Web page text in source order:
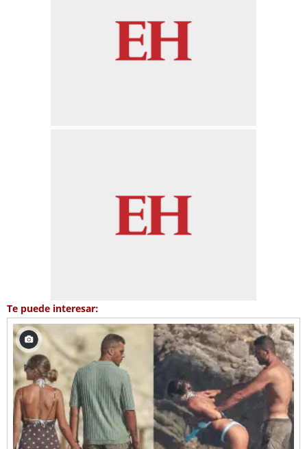
Te puede interesar: